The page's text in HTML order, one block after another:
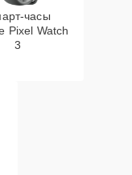
часы
Pixel Watch
3